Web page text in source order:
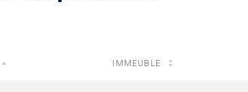
IMMEUBLE